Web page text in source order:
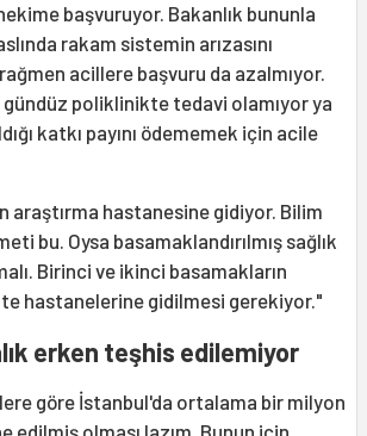
başvuruyor. Bakanlık bununla
rakam sistemin arızasını
acillere başvuru da azalmıyor.
poliklinikte tedavi olamıyor ya
katkı payını ödememek için acile
araştırma hastanesine gidiyor. Bilim
bu. Oysa basamaklandırılmış sağlık
Birinci ve ikinci basamakların
hastanelerine gidilmesi gerekiyor."
erken teşhis edilemiyor
göre İstanbul'da ortalama bir milyon